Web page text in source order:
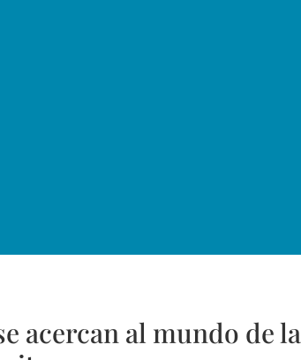
acercan al mundo de la